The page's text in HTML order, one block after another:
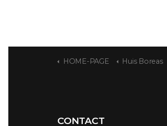
HOME-PAGE Huis Boreas
CONTACT